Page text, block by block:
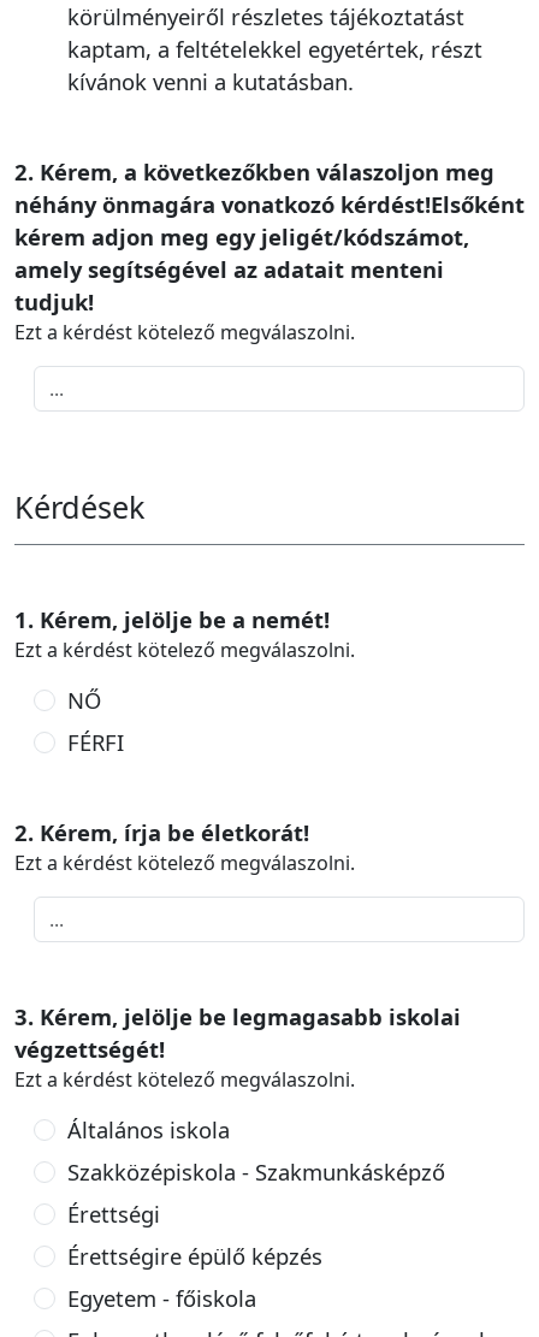
körülményeiről részletes tájékoztatást
kaptam, a feltételekkel egyetértek, részt
kívánok venni a kutatásban.
2. Kérem, a következőkben válaszoljon meg
néhány önmagára vonatkozó kérdést!Elsőként
kérem adjon meg egy jeligét/kódszámot,
amely segítségével az adatait menteni
tudjuk!
Ezt a kérdést kötelező megválaszolni.
Kérdések
1. Kérem, jelölje be a nemét!
Ezt a kérdést kötelező megválaszolni.
NŐ
FÉRFI
2. Kérem, írja be életkorát!
Ezt a kérdést kötelező megválaszolni.
3. Kérem, jelölje be legmagasabb iskolai
végzettségét!
Ezt a kérdést kötelező megválaszolni.
Általános iskola
Szakközépiskola - Szakmunkásképző
Érettségi
Érettségire épülő képzés
Egyetem - főiskola